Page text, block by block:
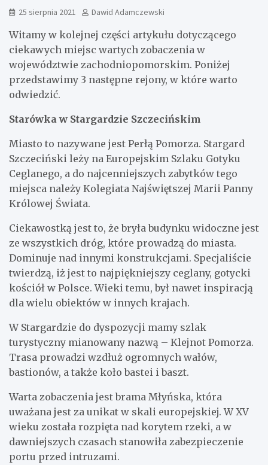
25 sierpnia 2021 Dawid Adamczewski
Witamy w kolejnej części artykułu dotyczącego
ciekawych miejsc wartych zobaczenia w
województwie zachodniopomorskim. Poniżej
przedstawimy 3 następne rejony, w które warto
odwiedzić.
Starówka w Stargardzie Szczecińskim
Miasto to nazywane jest Perłą Pomorza. Stargard
Szczeciński leży na Europejskim Szlaku Gotyku
Ceglanego, a do najcenniejszych zabytków tego
miejsca należy Kolegiata Najświętszej Marii Panny
Królowej Świata.
Ciekawostką jest to, że bryła budynku widoczne jest
ze wszystkich dróg, które prowadzą do miasta.
Dominuje nad innymi konstrukcjami. Specjaliście
twierdzą, iż jest to najpiękniejszy ceglany, gotycki
kościół w Polsce. Wieki temu, był nawet inspiracją
dla wielu obiektów w innych krajach.
W Stargardzie do dyspozycji mamy szlak
turystyczny mianowany nazwą – Klejnot Pomorza.
Trasa prowadzi wzdłuż ogromnych wałów,
bastionów, a także koło bastei i baszt.
Warta zobaczenia jest brama Młyńska, która
uważana jest za unikat w skali europejskiej. W XV
wieku została rozpięta nad korytem rzeki, a w
dawniejszych czasach stanowiła zabezpieczenie
portu przed intruzami.